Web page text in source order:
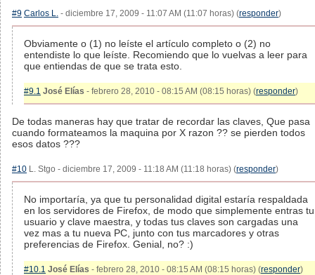
#9 Carlos L. - diciembre 17, 2009 - 11:07 AM (11:07 horas) (responder)
Obviamente o (1) no leíste el artículo completo o (2) no
entendiste lo que leíste. Recomiendo que lo vuelvas a leer para
que entiendas de que se trata esto.
#9.1 José Elías - febrero 28, 2010 - 08:15 AM (08:15 horas) (responder)
De todas maneras hay que tratar de recordar las claves, Que pasa
cuando formateamos la maquina por X razon ?? se pierden todos
esos datos ???
#10 L. Stgo - diciembre 17, 2009 - 11:18 AM (11:18 horas) (responder)
No importaría, ya que tu personalidad digital estaría respaldada
en los servidores de Firefox, de modo que simplemente entras tu
usuario y clave maestra, y todas tus claves son cargadas una
vez mas a tu nueva PC, junto con tus marcadores y otras
preferencias de Firefox. Genial, no? :)
#10.1 José Elías - febrero 28, 2010 - 08:15 AM (08:15 horas) (responder)